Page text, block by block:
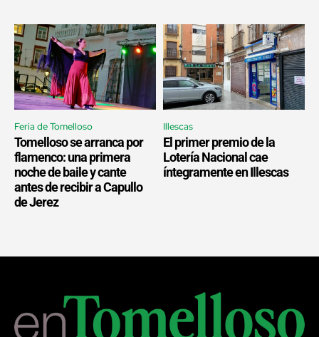
Feria de Tomelloso
Tomelloso se arranca por
flamenco: una primera
noche de baile y cante
antes de recibir a Capullo
de Jerez
Illescas
El primer premio de la
Lotería Nacional cae
íntegramente en Illescas